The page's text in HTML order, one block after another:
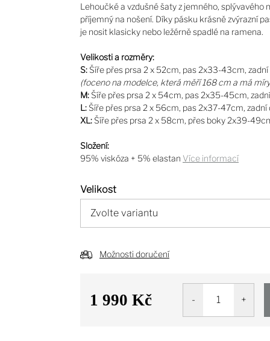
Lehoučké a vzdušné šaty z jemného,
příjemný na nošení. Díky pásku krásně zvýrazní
je nosit klasicky nebo ležérně spadlé na ramena.
Velikosti a rozměry:
S: Šíře přes prsa 2 x 52cm, pas 2x33-43cm,
(foceno na modelce, která měří 168 cm a má
M: Šíře přes prsa 2 x 54cm, pas 2x35-45cm,
L: Šíře přes prsa 2 x 56cm, pas 2x37-47cm,
XL: Šíře přes prsa 2 x 58cm, přes boky 2x39-
Složení:
95% viskóza + 5% elastan Více informací
Velikost
Možnosti doručení
1 990 Kč